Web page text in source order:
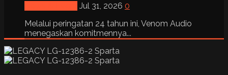
Jul 31, 2026 0
Melalui peringatan 24 tahun ini, Venom Audio
menegaskan komitmennya...